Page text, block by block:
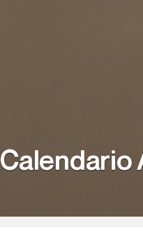
Calendario